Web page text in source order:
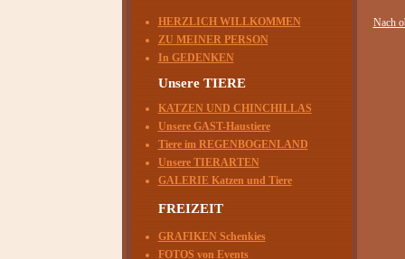
HERZLICH WILLKOMMEN
ZU MEINER PERSON
In GEDENKEN
Unsere TIERE
KATZEN UND CHINCHILLAS
Unsere GAST-Haustiere
Tiere im REGENBOGENLAND
Unsere TIERARTEN
GALERIE Katzen und Tiere
FREIZEIT
GRAFIKEN Schenkies
FOTOS von Events
Nach